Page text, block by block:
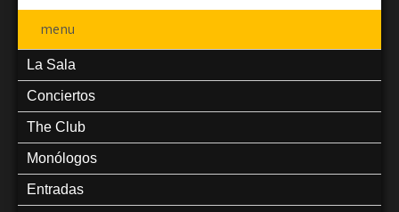
menu
La Sala
Conciertos
The Club
Monólogos
Entradas